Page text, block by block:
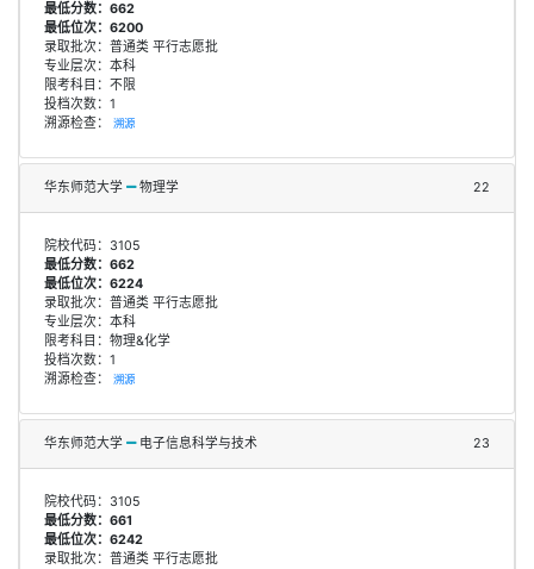
最低分数：662
最低位次：6200
录取批次：普通类 平行志愿批
专业层次：本科
限考科目：不限
投档次数：1
溯源检查： 溯源
华东师范大学 物理学 22
院校代码：3105
最低分数：662
最低位次：6224
录取批次：普通类 平行志愿批
专业层次：本科
限考科目：物理&化学
投档次数：1
溯源检查： 溯源
华东师范大学 电子信息科学与技术 23
院校代码：3105
最低分数：661
最低位次：6242
录取批次：普通类 平行志愿批